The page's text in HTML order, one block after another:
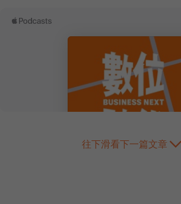
往下滑看下一篇文章